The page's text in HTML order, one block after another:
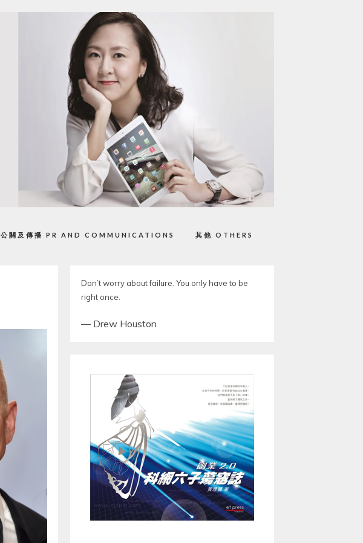
公關及傳播 PR AND COMMUNICATIONS 其他 OTHERS
Don’t worry about failure. You only have to be
right once.
— Drew Houston